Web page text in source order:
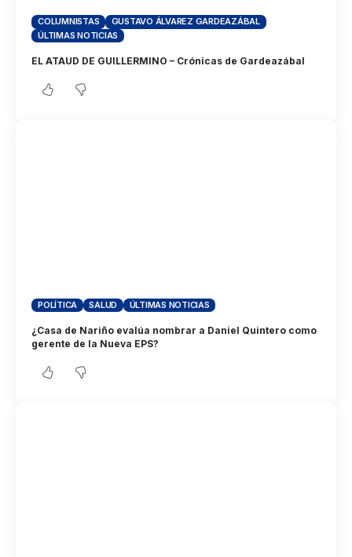
COLUMNISTAS
GUSTAVO ÁLVAREZ GARDEAZÁBAL
ÚLTIMAS NOTICIAS
EL ATAUD DE GUILLERMINO – Crónicas de Gardeazábal
POLÍTICA SALUD ÚLTIMAS NOTICIAS
¿Casa de Nariño evalúa nombrar a Daniel Quintero como
gerente de la Nueva EPS?